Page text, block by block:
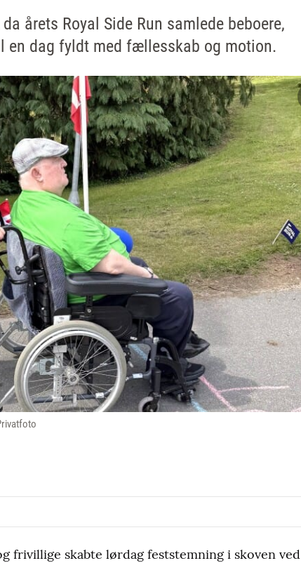
årets Royal Side Run samlede beboere,
en dag fyldt med fællesskab og motion.
frivillige skabte lørdag feststemning i skoven ved